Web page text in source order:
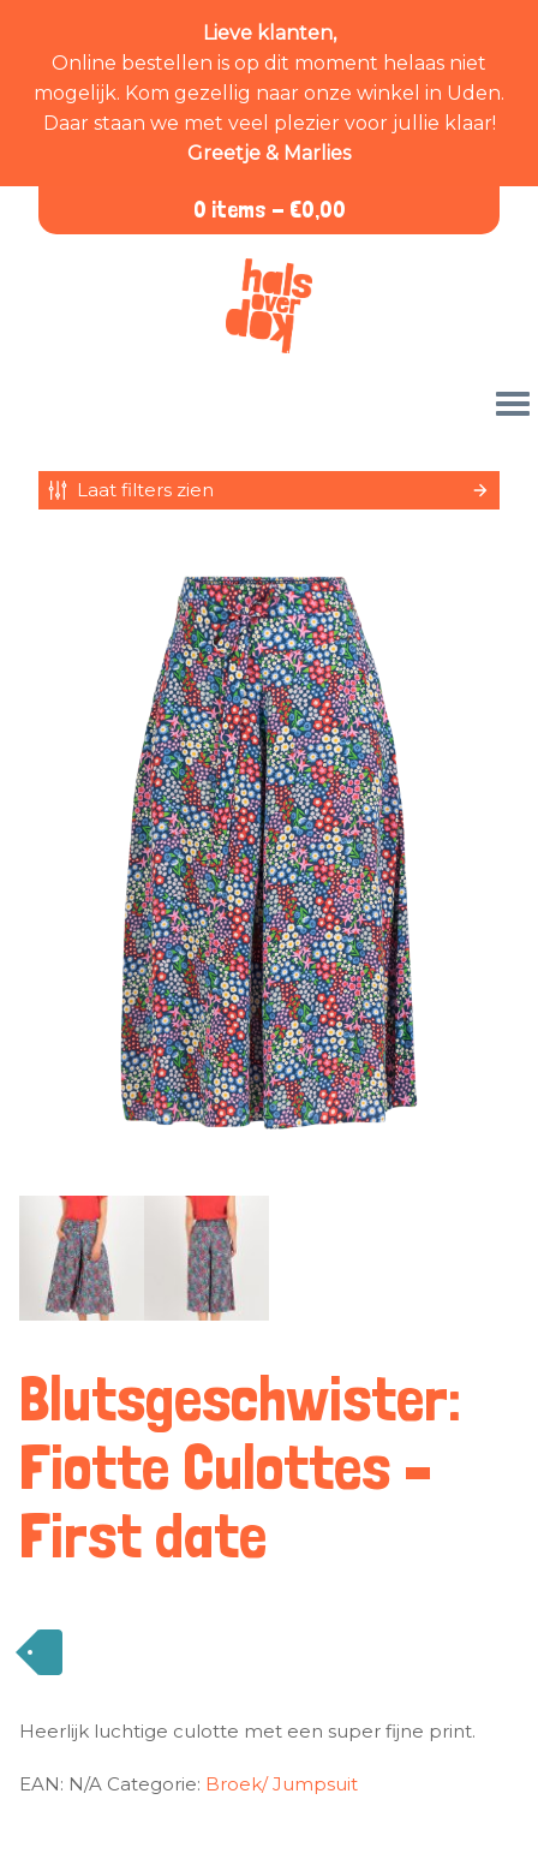
Lieve klanten,
Online bestellen is op dit moment helaas niet
mogelijk. Kom gezellig naar onze winkel in Uden.
Daar staan we met veel plezier voor jullie klaar!
Greetje & Marlies
0 items - €0,00
Laat filters zien
Blutsgeschwister:
Fiotte Culottes –
First date
Heerlijk luchtige culotte met een super fijne print.
EAN: N/A Categorie: Broek/ Jumpsuit